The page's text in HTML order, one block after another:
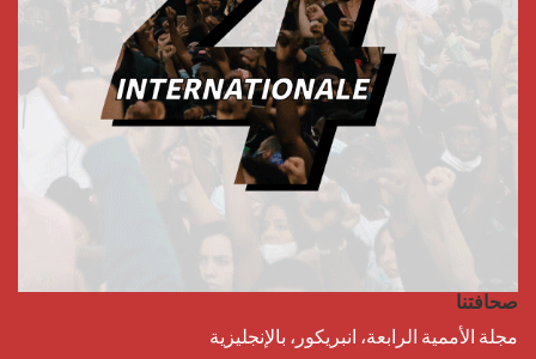
صحافتنا
مجلة الأممية الرابعة، انبريكور، بالإنجليزية